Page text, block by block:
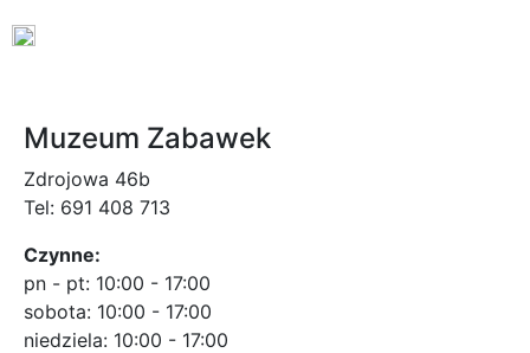
Muzeum Zabawek
Zdrojowa 46b
Tel: 691 408 713
Czynne:
pn - pt: 10:00 - 17:00
sobota: 10:00 - 17:00
niedziela: 10:00 - 17:00